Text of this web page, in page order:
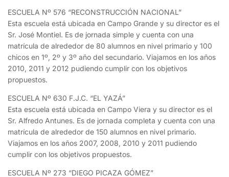
ESCUELA Nº 576 “RECONSTRUCCIÓN NACIONAL”
Esta escuela está ubicada en Campo Grande y su director es el
Sr. José Montiel. Es de jornada simple y cuenta con una
matrícula de alrededor de 80 alumnos en nivel primario y 100
chicos en 1º, 2º y 3º año del secundario. Viajamos en los años
2010, 2011 y 2012 pudiendo cumplir con los objetivos
propuestos.
ESCUELA Nº 630 F.J.C. “EL YAZÁ”
Esta escuela está ubicada en Campo Viera y su director es el
Sr. Alfredo Antunes. Es de jornada completa y cuenta con una
matrícula de alrededor de 150 alumnos en nivel primario.
Viajamos en los años 2007, 2008, 2010 y 2011 pudiendo
cumplir con los objetivos propuestos.
ESCUELA Nº 273 “DIEGO PICAZA GÓMEZ”